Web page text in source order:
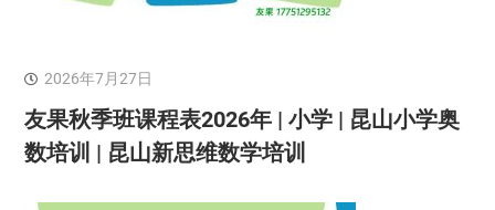
2026年7月27日
友果秋季班课程表2026年 | 小学 | 昆山小学奥
数培训 | 昆山新思维数学培训